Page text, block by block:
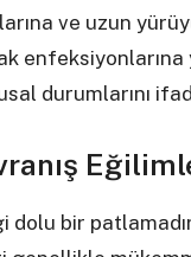
ve uzun
enfeksiyonlarına
durumlarını
bir